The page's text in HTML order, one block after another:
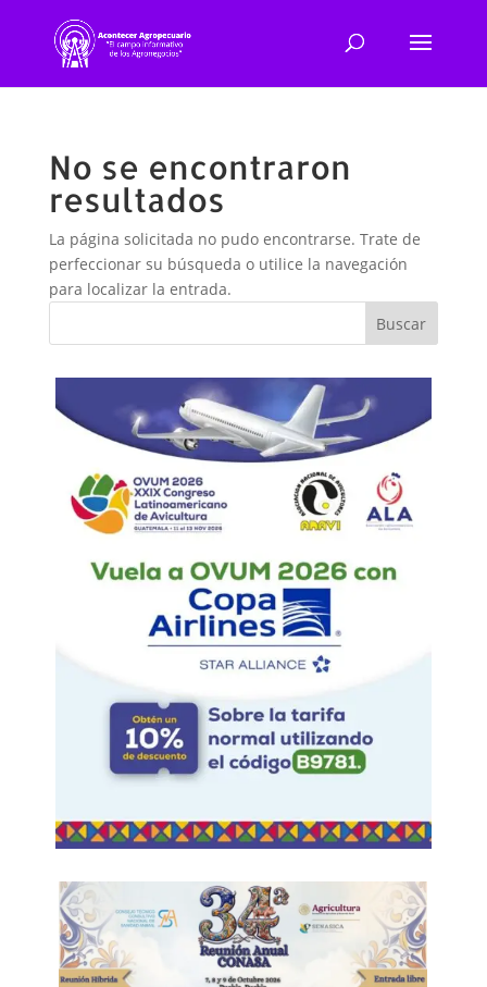
No se encontraron
resultados
La página solicitada no pudo encontrarse. Trate de
perfeccionar su búsqueda o utilice la navegación
para localizar la entrada.
Buscar